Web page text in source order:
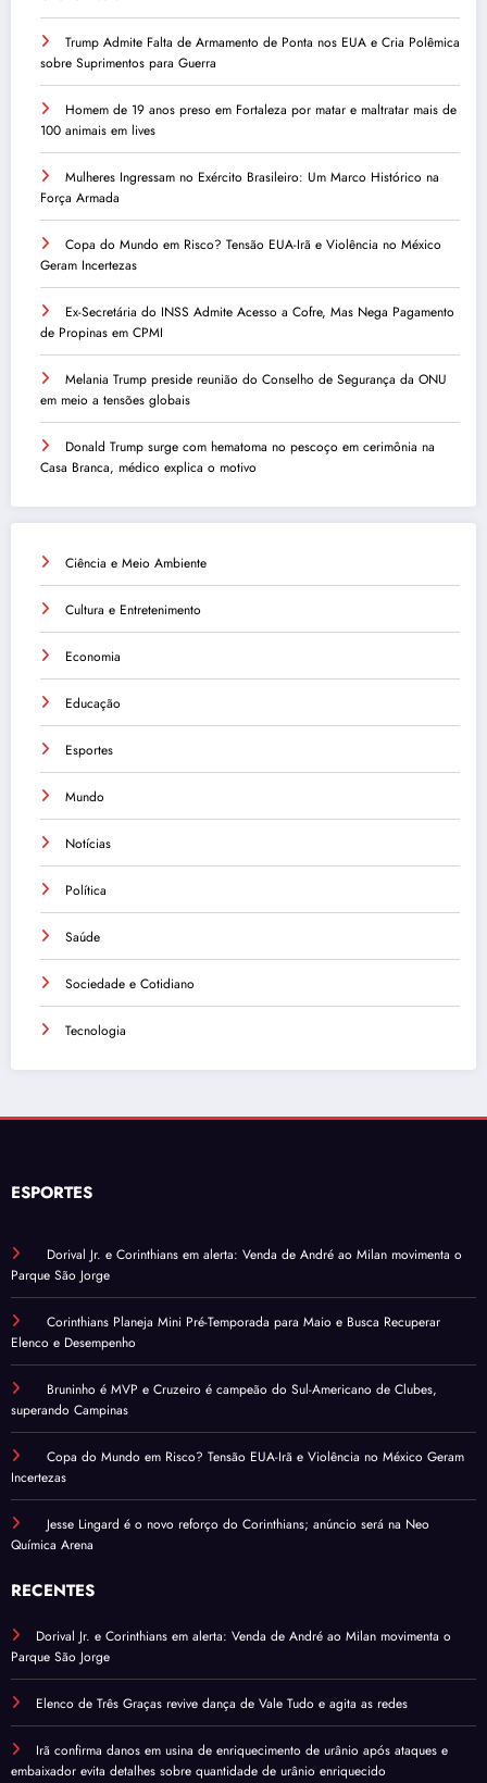
Trump Admite Falta de Armamento de Ponta nos EUA e Cria Polêmica
sobre Suprimentos para Guerra
Homem de 19 anos preso em Fortaleza por matar e maltratar mais de
100 animais em lives
Mulheres Ingressam no Exército Brasileiro: Um Marco Histórico na
Força Armada
Copa do Mundo em Risco? Tensão EUA-Irã e Violência no México
Geram Incertezas
Ex-Secretária do INSS Admite Acesso a Cofre, Mas Nega Pagamento
de Propinas em CPMI
Melania Trump preside reunião do Conselho de Segurança da ONU
em meio a tensões globais
Donald Trump surge com hematoma no pescoço em cerimônia na
Casa Branca, médico explica o motivo
Ciência e Meio Ambiente
Cultura e Entretenimento
Economia
Educação
Esportes
Mundo
Notícias
Política
Saúde
Sociedade e Cotidiano
Tecnologia
ESPORTES
Dorival Jr. e Corinthians em alerta: Venda de André ao Milan movimenta o
Parque São Jorge
Corinthians Planeja Mini Pré-Temporada para Maio e Busca Recuperar
Elenco e Desempenho
Bruninho é MVP e Cruzeiro é campeão do Sul-Americano de Clubes,
superando Campinas
Copa do Mundo em Risco? Tensão EUA-Irã e Violência no México Geram
Incertezas
Jesse Lingard é o novo reforço do Corinthians; anúncio será na Neo
Química Arena
RECENTES
Dorival Jr. e Corinthians em alerta: Venda de André ao Milan movimenta o
Parque São Jorge
Elenco de Três Graças revive dança de Vale Tudo e agita as redes
Irã confirma danos em usina de enriquecimento de urânio após ataques e
embaixador evita detalhes sobre quantidade de urânio enriquecido